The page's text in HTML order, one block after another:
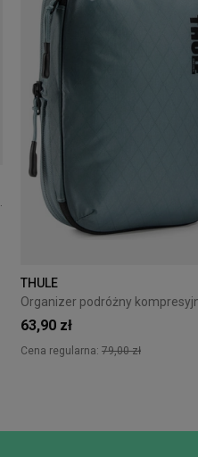
THULE
63,90 zł
Cena regularna: 79,00 zł